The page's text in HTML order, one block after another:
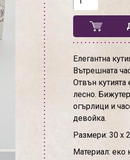
Елегантна
Вътрешната
Отвън кутията
лесно.
огърлици и
девойка.
Размери: 30 х
Материал: еко